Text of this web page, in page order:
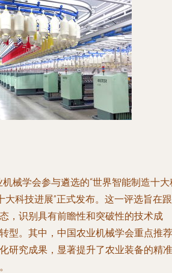
械学会参与遴选的“世界智能制造十大
大科技进展”正式发布。这一评选旨在跟
，识别具有前瞻性和突破性的技术成
型。其中，中国农业机械学会重点推荐
研究成果，显著提升了农业装备的精准